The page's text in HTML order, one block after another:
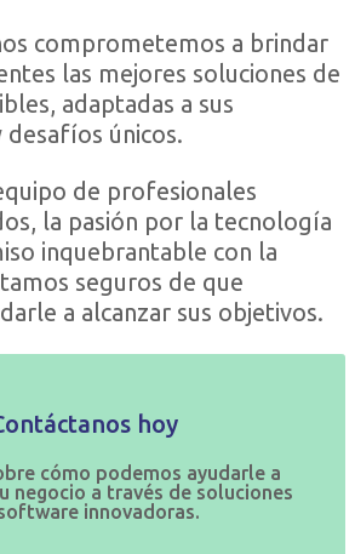
comprometemos a brindar
las mejores soluciones de
adaptadas a sus
desafíos únicos.
de profesionales
la pasión por la tecnología
inquebrantable con la
seguros de que
a alcanzar sus objetivos.
hoy
cómo podemos ayudarle a
negocio a través de soluciones
innovadoras.